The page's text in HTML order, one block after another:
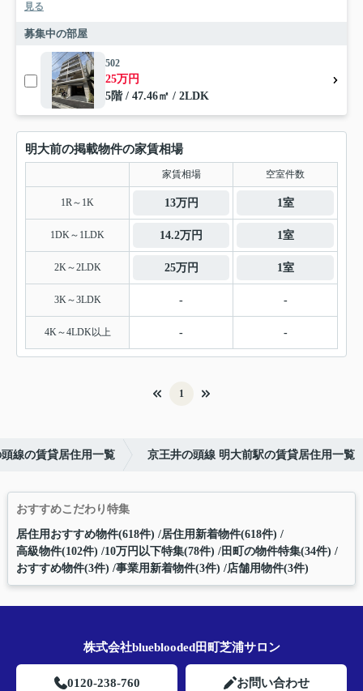
見る
募集中の部屋
502
25万円
5階 / 47.46㎡ / 2LDK
明大前の掲載物件の家賃相場
家賃相場 空室件数
1R～1K 13万円 1室
1DK～1LDK 14.2万円 1室
2K～2LDK 25万円 1室
3K～3LDK - -
4K～4LDK以上 - -
1
線の賃貸居住用一覧 京王井の頭線 明大前駅の賃貸居住用一覧
おすすめこだわり特集
居住用おすすめ物件(618件) 居住用新着物件(618件)
高級物件(102件) 10万円以下特集(78件) 田町の物件特集(34件)
おすすめ物件(3件) 事業用新着物件(3件) 店舗用物件(3件)
株式会社blueblooded田町芝浦サロン
0120-238-760 お問い合わせ